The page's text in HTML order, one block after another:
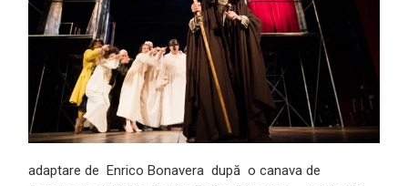
adaptare de Enrico Bonavera după o canava de